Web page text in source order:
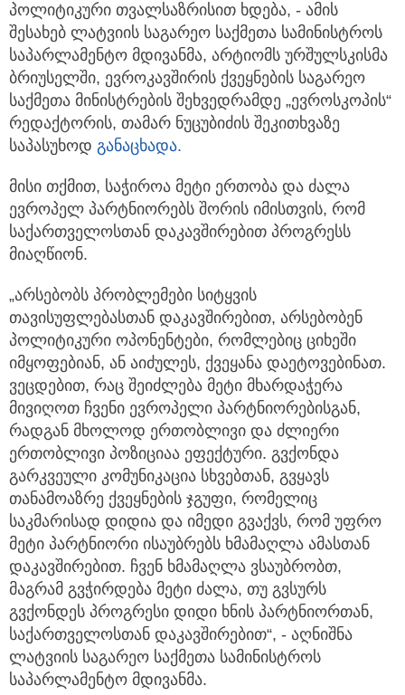
პოლიტიკური თვალსაზრისით ხდება, - ამის
შესახებ ლატვიის საგარეო საქმეთა სამინისტროს
საპარლამენტო მდივანმა, არტიომს ურშულსკისმა
ბრიუსელში, ევროკავშირის ქვეყნების საგარეო
საქმეთა მინისტრების შეხვედრამდე „ევროსკოპის“
რედაქტორის, თამარ ნუცუბიძის შეკითხვაზე
საპასუხოდ განაცხადა.
მისი თქმით, საჭიროა მეტი ერთობა და ძალა
ევროპელ პარტნიორებს შორის იმისთვის, რომ
საქართველოსთან დაკავშირებით პროგრესს
მიაღწიონ.
„არსებობს პრობლემები სიტყვის
თავისუფლებასთან დაკავშირებით, არსებობენ
პოლიტიკური ოპონენტები, რომლებიც ციხეში
იმყოფებიან, ან აიძულეს, ქვეყანა დაეტოვებინათ.
ვეცდებით, რაც შეიძლება მეტი მხარდაჭერა
მივიღოთ ჩვენი ევროპელი პარტნიორებისგან,
რადგან მხოლოდ ერთობლივი და ძლიერი
ერთობლივი პოზიციაა ეფექტური. გვქონდა
გარკვეული კომუნიკაცია სხვებთან, გვყავს
თანამოაზრე ქვეყნების ჯგუფი, რომელიც
საკმარისად დიდია და იმედი გვაქვს, რომ უფრო
მეტი პარტნიორი ისაუბრებს ხმამაღლა ამასთან
დაკავშირებით. ჩვენ ხმამაღლა ვსაუბრობთ,
მაგრამ გვჭირდება მეტი ძალა, თუ გვსურს
გვქონდეს პროგრესი დიდი ხნის პარტნიორთან,
საქართველოსთან დაკავშირებით“, - აღნიშნა
ლატვიის საგარეო საქმეთა სამინისტროს
საპარლამენტო მდივანმა.